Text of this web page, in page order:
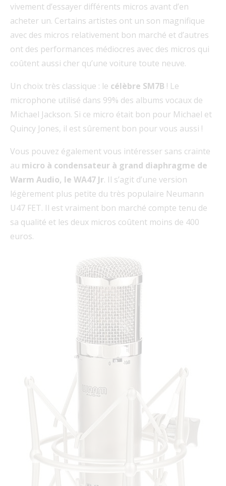
vivement d’essayer différents micros avant d’en
acheter un. Certains artistes ont un son magnifique
avec des micros relativement bon marché et d’autres
ont des performances médiocres avec des micros qui
coûtent aussi cher qu’une voiture toute neuve.
Un choix très classique : le célèbre SM7B ! Le
microphone utilisé dans 99% des albums vocaux de
Michael Jackson. Si ce micro était bon pour Michael et
Quincy Jones, il est sûrement bon pour vous aussi !
Vous pouvez également vous intéresser sans crainte
au micro à condensateur à grand diaphragme de
Warm Audio, le WA47 Jr. Il s’agit d’une version
légèrement plus petite du très populaire Neumann
U47 FET. Il est vraiment bon marché compte tenu de
sa qualité et les deux micros coûtent moins de 400
euros.